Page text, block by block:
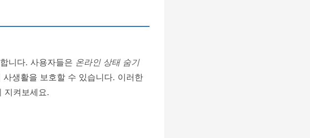
니다. 사용자들은 온라인 상태 숨기
생활을 보호할 수 있습니다. 이러한
지켜보세요.